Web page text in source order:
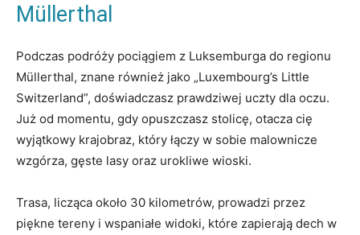
Müllerthal
Podczas podróży ⁢pociągiem z Luksemburga do‍ regionu
Müllerthal, znane również jako „Luxembourg’s ⁣Little
Switzerland”, doświadczasz prawdziwej ‍uczty dla oczu.
Już od‍ momentu, gdy opuszczasz stolicę,‍ otacza cię
wyjątkowy krajobraz, który łączy w sobie​ malownicze
wzgórza, ​gęste lasy oraz urokliwe wioski.
Trasa, licząca ⁤około 30 kilometrów, prowadzi przez
piękne​ tereny i wspaniałe widoki, które ⁢zapierają dech w